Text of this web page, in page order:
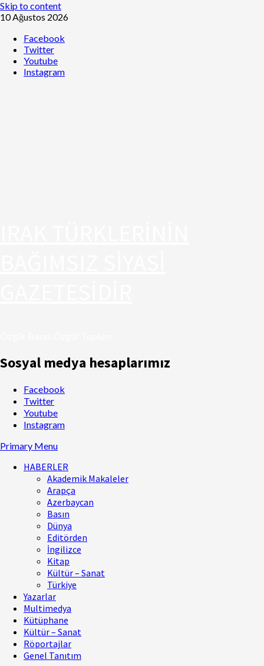
Skip to content
10 Ağustos 2026
Facebook
Twitter
Youtube
Instagram
Sosyal medya hesaplarımız
Facebook
Twitter
Youtube
Instagram
Primary Menu
HABERLER
Akademik Makaleler
Arapça
Azerbaycan
Basın
Dünya
Editörden
İngilizce
Kitap
Kültür – Sanat
Türkiye
Yazarlar
Multimedya
Kütüphane
Kültür – Sanat
Röportajlar
Genel Tanıtım